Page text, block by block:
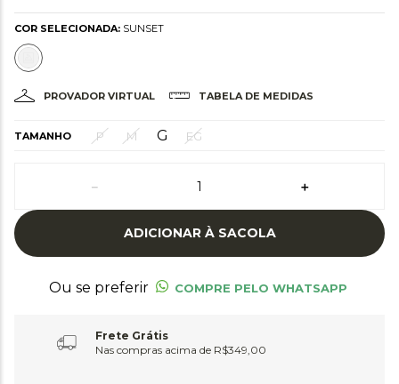
COR SELECIONADA: SUNSET
PROVADOR VIRTUAL TABELA DE MEDIDAS
TAMANHO EG
G
M
P
＋
－
ADICIONAR À SACOLA
Ou se preferir COMPRE PELO WHATSAPP
Frete Grátis
Nas compras acima de R$349,00